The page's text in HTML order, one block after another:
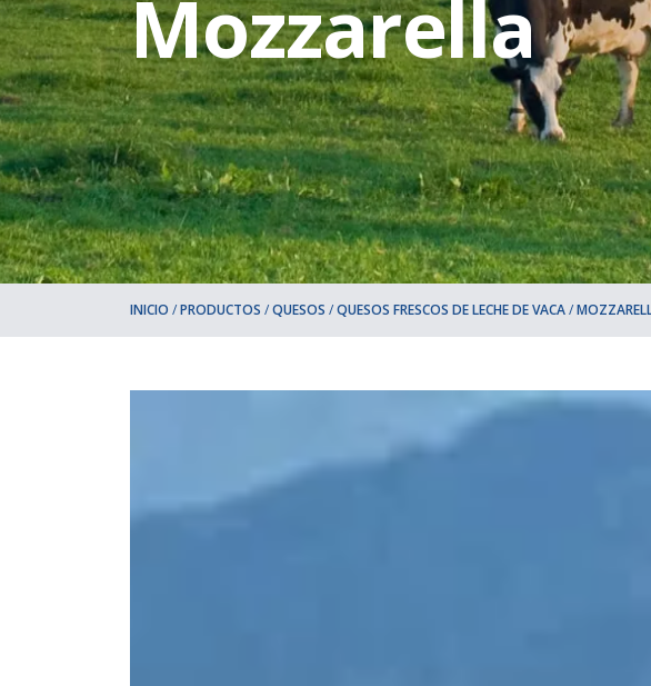
Mozzarella
INICIO /PRODUCTOS /QUESOS /QUESOS FRESCOS DE LECHE DE VACA/